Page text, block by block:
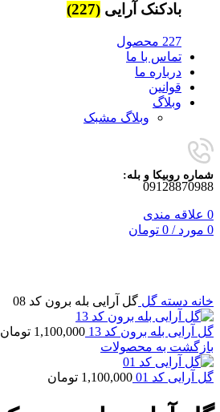
بادکنک آرایی (227)
227 محصول
تماس با ما
درباره ما
قوانین
وبلاگ
وبلاگ مشبک
شماره روبیکا و بله:
09128870988
0 علاقه مندی
0 مورد /
0 تومان
خانه دسته گل گل آرایی بله برون کد 08
گل آرایی بله برون کد 13 1,100,000 تومان
بازگشت به محصولات
گل آرایی کد 01 1,100,000 تومان